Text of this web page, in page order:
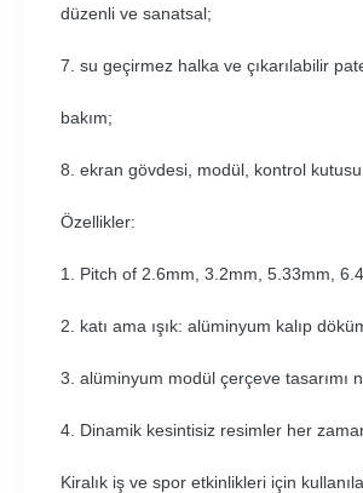
düzenli ve sanatsal;
7. su geçirmez halka ve çıkarılabilir
bakım;
8. ekran gövdesi, modül, kontrol
Özellikler:
1. Pitch of 2.6mm, 3.2mm, 5.33mm,
2. katı ama ışık: alüminyum kalıp
3. alüminyum modül çerçeve tasarımı
4. Dinamik kesintisiz resimler her
Kiralık iş ve spor etkinlikleri için